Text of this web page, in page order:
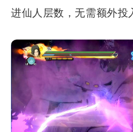
进仙人层数，无需额外投